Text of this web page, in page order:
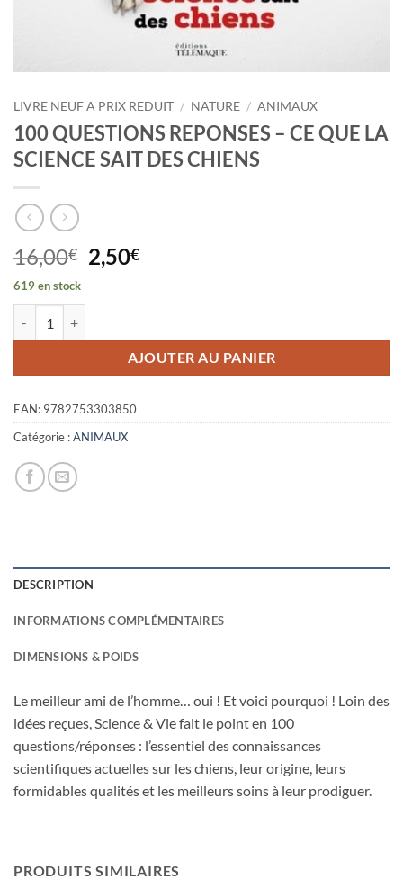
LIVRE NEUF A PRIX REDUIT / NATURE / ANIMAUX
100 QUESTIONS REPONSES – CE QUE LA
SCIENCE SAIT DES CHIENS
16,00€ Le
prix
16,00€.
2,50€Le
2,50€.
619 en stock
AJOUTER AU PANIER
EAN: 9782753303850
Catégorie :ANIMAUX
DESCRIPTION
INFORMATIONS COMPLÉMENTAIRES
DIMENSIONS & POIDS
Le meilleur ami de l’homme… oui ! Et voici pourquoi ! Loin des
idées reçues, Science & Vie fait le point en 100
questions/réponses : l’essentiel des connaissances
scientifiques actuelles sur les chiens, leur origine, leurs
formidables qualités et les meilleurs soins à leur prodiguer.
PRODUITS SIMILAIRES